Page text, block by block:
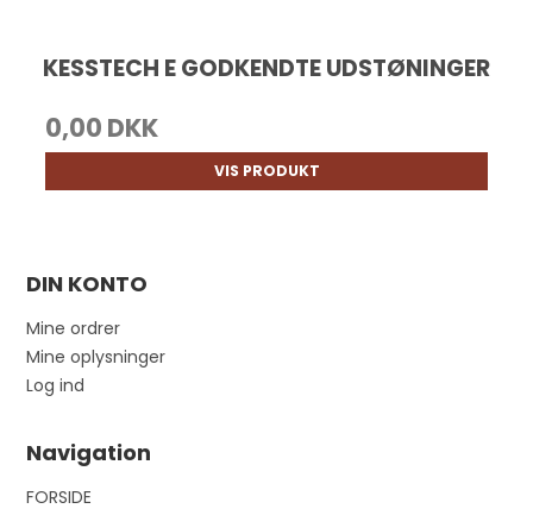
KESSTECH E GODKENDTE UDSTØNINGER
0,00 DKK
VIS PRODUKT
DIN KONTO
Mine ordrer
Mine oplysninger
Log ind
Navigation
FORSIDE